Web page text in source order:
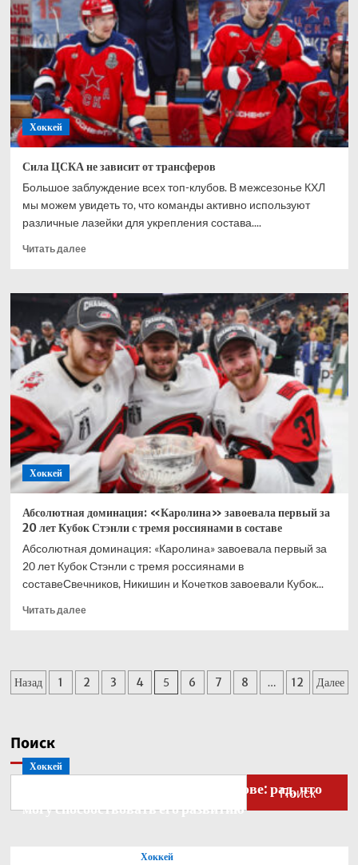
лауреатов
прошедшего
сезона
Хоккей
Сила ЦСКА не зависит от трансферов
Большое заблуждение всех топ-клубов. В межсезонье КХЛ
мы можем увидеть то, что команды активно используют
различные лазейки для укрепления состава....
Читать далееПрочитать
Сила
ЦСКА
не
зависит
от
трансферов
Хоккей
Абсолютная доминация: «Каролина» завоевала первый за
20 лет Кубок Стэнли с тремя россиянами в составе
Абсолютная доминация: «Каролина» завоевала первый за
20 лет Кубок Стэнли с тремя россиянами в
составеСвечников, Никишин и Кочетков завоевали Кубок...
Читать далееПрочитать
доминация:
«Каролина»
Кубок
Пагинация
Назад 1 2 3 4 5 6 7 8 … 12 Далее
Поиск
Поиск
Хоккей
Бобровский — о голкипере Ахтямове: рад, что
могу способствовать его развитию
Хоккей